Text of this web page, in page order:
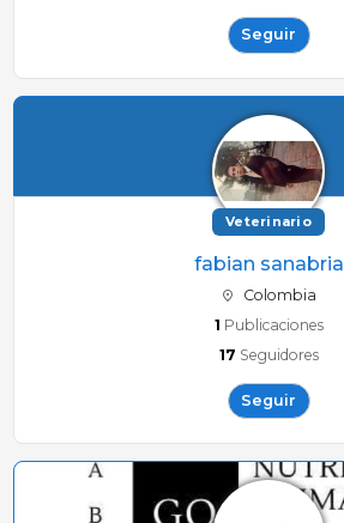
Seguir
Veterinario
fabian sanabria
Colombia
1 Publicaciones
17 Seguidores
Seguir